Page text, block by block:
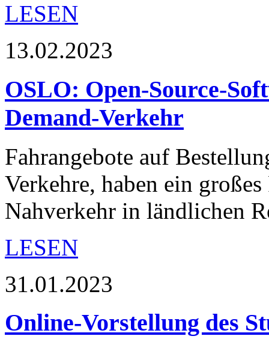
LESEN
13.02.2023
OSLO: Open-Source-
Demand-Verkehr
Fahrangebote auf
Verkehre, haben ein
Nahverkehr in ländlichen
LESEN
31.01.2023
Online-Vorstellung des